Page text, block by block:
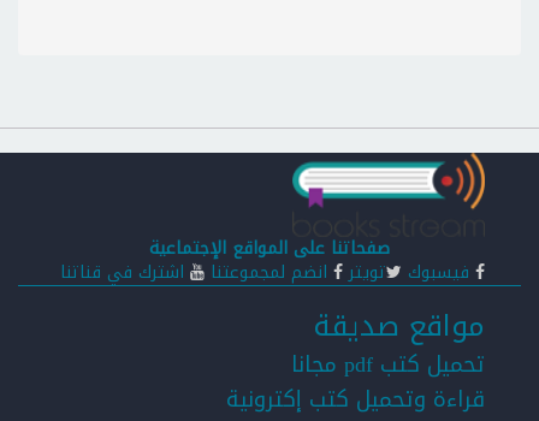
صفحاتنا على المواقع الإجتماعية
فيسبوك تويتر انضم لمجموعتنا اشترك في قناتنا
مواقع صديقة
تحميل كتب pdf مجانا
قراءة وتحميل كتب إكترونية